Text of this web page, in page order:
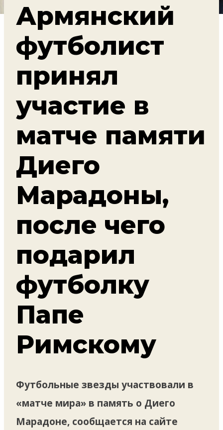
Армянский
футболист
принял
участие в
матче памяти
Диего
Марадоны,
после чего
подарил
футболку
Папе
Римскому
Футбольные звезды участвовали в
«матче мира» в память о Диего
Марадоне, сообщается на сайте